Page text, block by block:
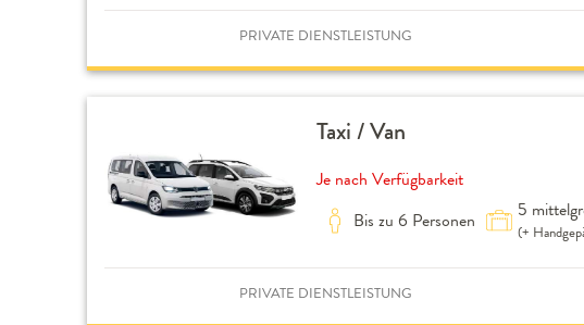
PRIVATE DIENSTLEISTUNG
Taxi / Van
Je nach Verfügbarkeit
Bis zu 6 Personen
5
(+
PRIVATE DIENSTLEISTUNG